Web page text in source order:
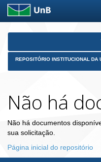
Skip
REPOSITÓRIO INSTITUCIONAL DA
Não há
Não há documentos
sua solicitação.
Página inicial do repositório